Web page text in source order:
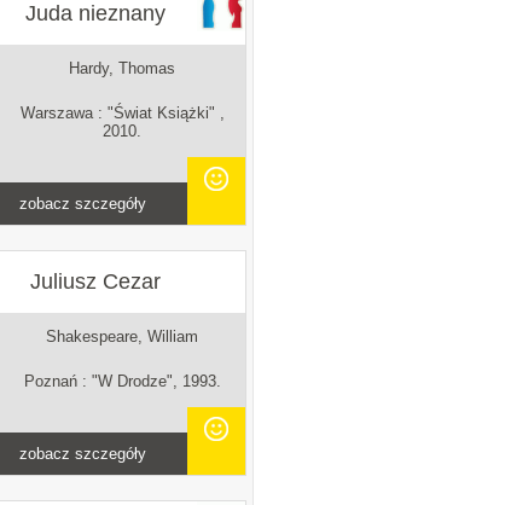
Juda nieznany
Hardy, Thomas
Warszawa : "Świat Książki" ,
2010.
zobacz szczegóły
Juliusz Cezar
Shakespeare, William
Poznań : "W Drodze", 1993.
zobacz szczegóły